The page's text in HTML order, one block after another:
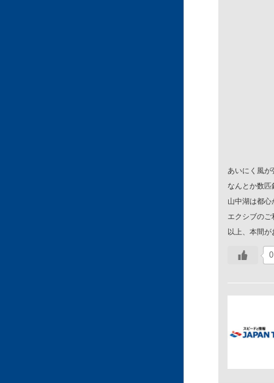
あいにく風が
なんとか数匹
山中湖は都心
エクシブのご
以上、本間が
0